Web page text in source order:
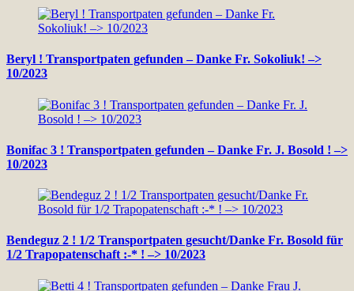
Beryl ! Transportpaten gefunden – Danke Fr. Sokoliuk! –>
10/2023
Bonifac 3 ! Transportpaten gefunden – Danke Fr. J. Bosold ! –>
10/2023
Bendeguz 2 ! 1/2 Transportpaten gesucht/Danke Fr. Bosold für
1/2 Trapopatenschaft :-* ! –> 10/2023